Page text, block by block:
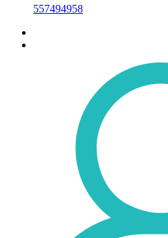
557494958